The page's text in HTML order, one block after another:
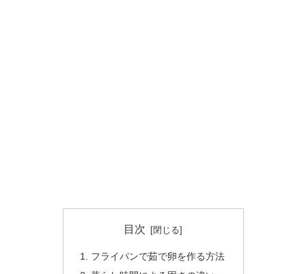
目次
フライパンで茹で卵を作る方法